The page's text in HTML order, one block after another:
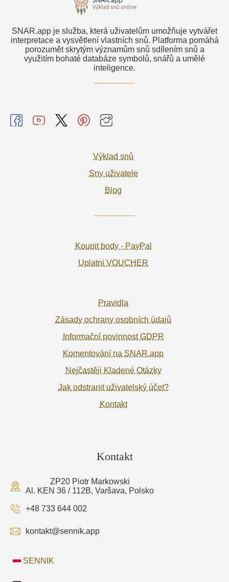
SNAR.app je služba, která uživatelům umožňuje vytvářet
interpretace a vysvětlení vlastních snů. Platforma pomáhá
porozumět skrytým významům snů sdílením snů a
využitím bohaté databáze symbolů, snářů a umělé
inteligence.
Výklad snů
Sny uživatele
Blog
Koupit body - PayPal
Uplatni VOUCHER
Pravidla
Zásady ochrany osobních údajů
Informační povinnost GDPR
Komentování na SNAR.app
Nejčastěji Kladené Otázky
Jak odstranit uživatelský účet?
Kontakt
Kontakt
ZP20 Piotr Markowski
Al. KEN 36 / 112B, Varšava, Polsko
+48 733 644 002
kontakt@sennik.app
SENNIK